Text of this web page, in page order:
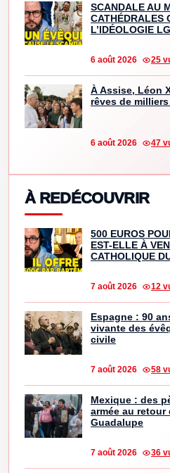
SCANDALE AU
CATHÉDRALES
L’IDÉOLOGIE
6 août 2026 25
À Assise, Léon
rêves de
6 août 2026 47
À REDÉCOUVRIR
500 EUROS
EST-ELLE À
CATHOLIQUE
7 août 2026 12
Espagne : 90
vivante des
civile
7 août 2026 58
Mexique : des
armée au
Guadalupe
7 août 2026 36